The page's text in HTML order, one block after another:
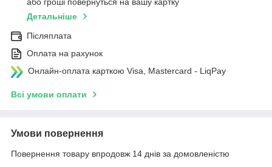
або гроші повернуться на вашу картку
Детальніше
Післяплата
Оплата на рахунок
Онлайн-оплата карткою Visa, Mastercard - LiqPay
Всі умови оплати
Умови повернення
Повернення товару впродовж 14 днів за домовленістю